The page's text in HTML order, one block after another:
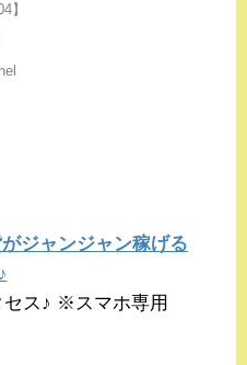
】
ジャンジャン稼げる
♪
ス♪ ※スマホ専用